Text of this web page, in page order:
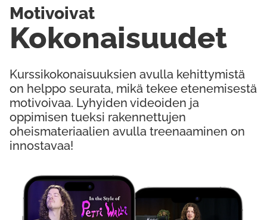
Kurssikokonaisuuksien avulla kehittymistä
on helppo seurata, mikä tekee etenemisestä
motivoivaa. Lyhyiden videoiden ja
oppimisen tueksi rakennettujen
oheismateriaalien avulla treenaaminen on
innostavaa!
Kokonaisuudet
Motivoivat